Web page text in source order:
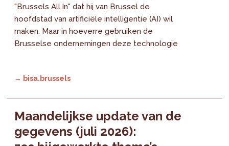
"Brussels All.In" dat hij van Brussel de
hoofdstad van artificiële intelligentie (AI) wil
maken. Maar in hoeverre gebruiken de
Brusselse ondernemingen deze technologie
→ bisa.brussels
Maandelijkse update van de
gegevens (juli 2026):